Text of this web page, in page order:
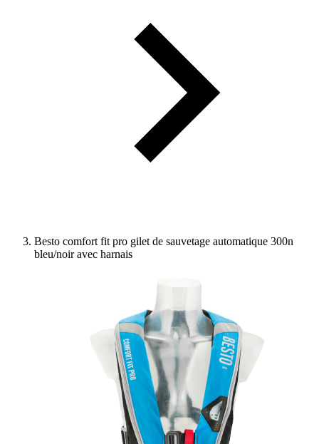
Besto comfort fit pro gilet de sauvetage automatique 300n
bleu/noir avec harnais